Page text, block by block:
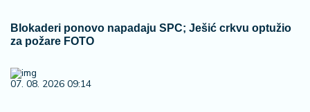
Blokaderi ponovo napadaju SPC; Ješić crkvu optužio
za požare FOTO
07. 08. 2026 09:14